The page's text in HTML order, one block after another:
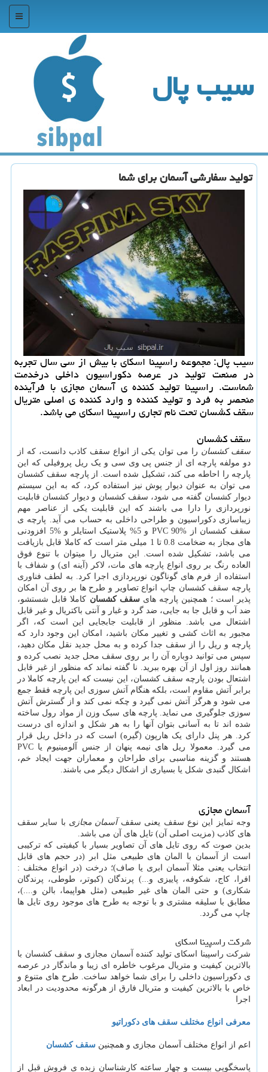
منو
سیب پال
تولید سفارشی آسمان برای شما
سیب پال: مجموعه راسپینا اسكای با بیش از سی سال تجربه
در صنعت تولید در عرصه دكوراسیون داخلی درخدمت
شماست. راسپینا تولید كننده ی آسمان مجازی با فرآینده
منحصر به فرد و تولید كننده و وارد كننده ی اصلی متریال
سقف كشسان تحت نام تجاری راسپینا اسكای می باشد.
سقف کشسان
سقف کشسان را می توان یکی از انواع سقف کاذب دانست، که از
دو مولفه پارچه ای از جنس پی وی سی و یک ریل پروفیلی که این
پارچه را احاطه می کند، تشکیل شده است. از پارچه سقف کشسان
می توان به عنوان دیوار پوش نیز استفاده کرد، که به این سیستم
دیوار کشسان گفته می شود، سقف کشسان و دیوار کشسان قابلیت
نورپردازی را دارا می باشند که این قابلیت یکی از عناصر مهم
زیباسازی دکوراسیون و طراحی داخلی به حساب می آید. پارچه ی
سقف کشسان از %90 PVC و 5% پلاستیک استایلر و %5 افزودنی
های مجاز به ضخامت 0.8 تا 1 میلی متر است که کاملا قابل بازیافت
می باشد، تشکیل شده است. این متریال را میتوان با تنوع فوق
العاده رنگ بر روی انواع پارچه های مات، لاکر (آینه ای) و شفاف با
استفاده از فرم های گوناگون نورپردازی اجرا کرد. به لطف فناوری
پارچه سقف کشسان چاپ انواع تصاویر و طرح ها بر روی آن امکان
پذیر است ؛ همچنین پارچه هایسقف کشسان کاملا قابل شستشو،
ضد آب و قابل جا به جایی، ضد گرد و غبار و آنتی باکتریال و غیر قابل
اشتعال می باشد. منظور از قابلیت جابجایی این است که، اگر
مجبور به اثاث کشی و تغییر مکان باشید، امکان این وجود دارد که
پارچه و ریل را از سقف جدا کرده و به محل جدید نقل مکان دهید،
سپس می توانید دوباره آن را بر روی سقف محل جدید نصب کرده و
همانند روز اول از آن بهره ببرید. نا گفته نماند که منظور از غیر قابل
اشتعال بودن پارچه سقف کشسان، این نیست که این پارچه کاملا در
برابر آتش مقاوم است، بلکه هنگام آتش سوزی این پارچه فقط جمع
می شود و هرگز آتش نمی گیرد و چکه نمی کند و از گسترش آتش
سوزی جلوگیری می نماید. پارچه های سبک وزن از مواد رول ساخته
شده اند تا به آسانی بتوان آنها را به هر شکل و اندازه ای درست
کرد. هر پنل دارای یک هارپون (گیره) است که در داخل ریل قرار
می گیرد. معمولا ریل های نیمه پنهان از جنس آلومینیوم یا PVC
هستند و گزینه مناسبی برای طراحان و معماران جهت ایجاد خم،
اشکال گنبدی شکل یا بسیاری از اشکال دیگر می باشند.
آسمان مجازی
وجه تمایز این نوع سقف یعنی سقفآسمان مجازی با سایر سقف
های کاذب (مزیت اصلی آن) تایل های آن می باشد.
بدین صوت که روی تایل های آن تصاویر بسیار با کیفیتی که ترکیبی
است از آسمان با المان های طبیعی مثل ابر (در حجم های قابل
انتخاب یعنی مثلا آسمان ابری یا صاف)؛ درخت (در انواع مختلف :
افرا، کاج، شکوفه، پاییزی و...) پرندگان (کبوتر، طوطی، پرندگان
شکاری) و حتی المان های غیر طبیعی (مثل هواپیما، بالن و....)،
مطابق با سلیقه مشتری و با توجه به طرح های موجود روی تایل ها
چاپ می گردد.
شرکت راسپینا اسکای
شرکت راسپینا اسکای تولید کننده آسمان مجازی و سقف کشسان با
بالاترین کیفیت و متریال مرغوب خاطره ای زیبا و ماندگار در عرصه
ی دکوراسیون داخلی را برای شما خواهد ساخت. طرح های متنوع و
خاص با بالاترین کیفیت و متریال فارق از هرگونه محدودیت در ابعاد
اجرا
معرفی انواع مختلف سقف های دکوراتیو
اعم از انواع مختلف آسمان مجازی و همچنین سقف کشسان
پاسخگویی بیست و چهار ساعته کارشناسان زبده ی فروش قبل از